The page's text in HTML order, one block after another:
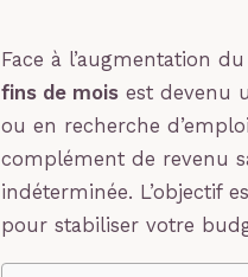
Face à l’augmentation
fins de mois est devenu
ou en recherche
complément de revenu
indéterminée. L’objectif
pour stabiliser votre